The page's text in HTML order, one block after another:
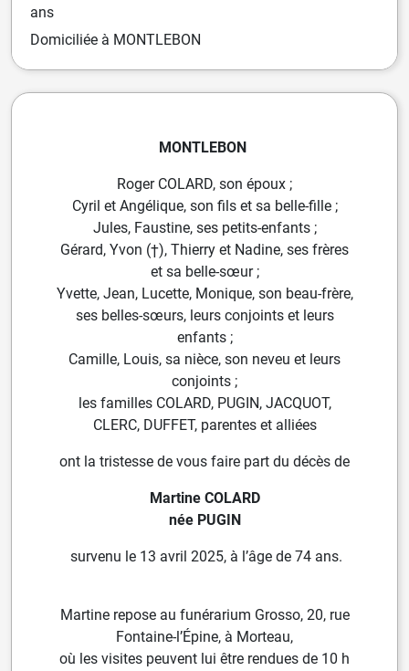
ans
Domiciliée à MONTLEBON
MONTLEBON
Roger COLARD, son époux ;
Cyril et Angélique, son fils et sa belle-fille ;
Jules, Faustine, ses petits-enfants ;
Gérard, Yvon (†), Thierry et Nadine, ses frères
et sa belle-sœur ;
Yvette, Jean, Lucette, Monique, son beau-frère,
ses belles-sœurs, leurs conjoints et leurs
enfants ;
Camille, Louis, sa nièce, son neveu et leurs
conjoints ;
les familles COLARD, PUGIN, JACQUOT,
CLERC, DUFFET, parentes et alliées
ont la tristesse de vous faire part du décès de
Martine COLARD
née PUGIN
survenu le 13 avril 2025, à l’âge de 74 ans.
Martine repose au funérarium Grosso, 20, rue
Fontaine-l’Épine, à Morteau,
où les visites peuvent lui être rendues de 10 h